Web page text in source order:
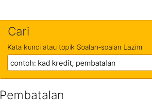
Cari
Kata kunci atau topik Soalan-soalan Lazim
Pembatalan